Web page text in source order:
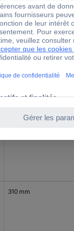
315 mm
310 mm